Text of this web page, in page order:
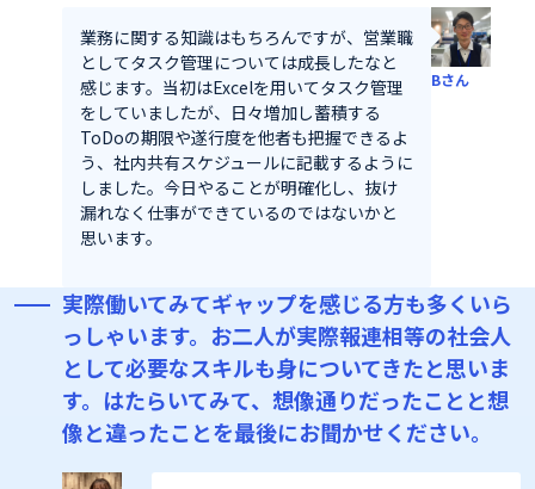
Bさん
業務に関する知識はもちろんですが、営業職
としてタスク管理については成長したなと
感じます。当初はExcelを用いてタスク管理
をしていましたが、日々増加し蓄積する
ToDoの期限や遂行度を他者も把握できるよ
う、社内共有スケジュールに記載するように
しました。今日やることが明確化し、抜け
漏れなく仕事ができているのではないかと
思います。
実際働いてみてギャップを感じる方も多くいら
っしゃいます。お二人が実際報連相等の社会人
として必要なスキルも身についてきたと思いま
す。はたらいてみて、想像通りだったことと想
像と違ったことを最後にお聞かせください。